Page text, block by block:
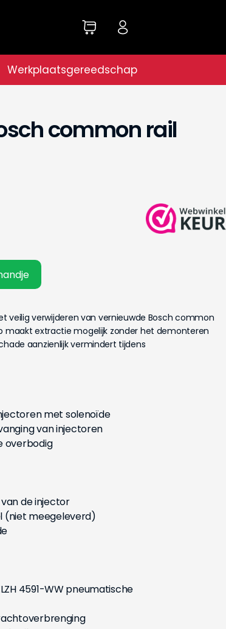
Werkplaatsgereedschap
common rail
veilig verwijderen van vernieuwde Bosch common
maakt extractie mogelijk zonder het demonteren
aanzienlijk vermindert tijdens
met solenoïde
van injectoren
overbodig
de injector
(niet meegeleverd)
4591-WW pneumatische